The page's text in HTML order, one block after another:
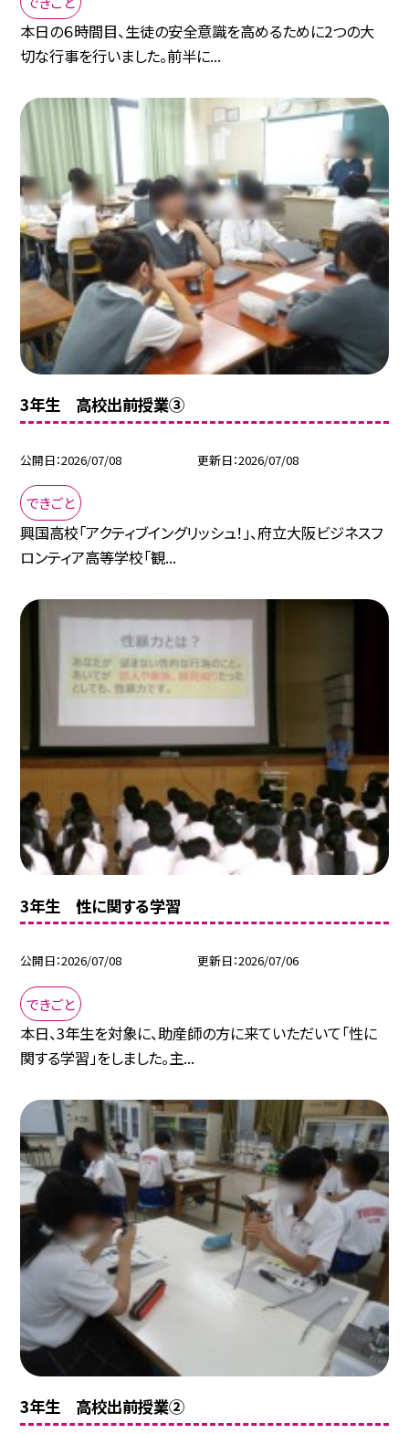
本日の６時間目、生徒の安全意識を高めるために2つの大
切な行事を行いました。前半に...
3年生 高校出前授業③
公開日 2026/07/08 更新日 2026/07/08
できごと
興国高校「アクティブイングリッシュ！」、府立大阪ビジネスフ
ロンティア高等学校「観...
3年生 性に関する学習
公開日 2026/07/08 更新日 2026/07/06
できごと
本日、3年生を対象に、助産師の方に来ていただいて「性に
関する学習」をしました。主...
3年生 高校出前授業②